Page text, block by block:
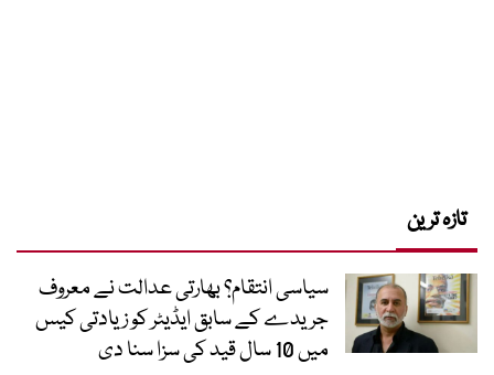
تازہ ترین
سیاسی انتقام؟ بھارتی عدالت نے معروف
جریدے کے سابق ایڈیٹر کو زیادتی کیس
میں 10 سال قید کی سزا سنا دی